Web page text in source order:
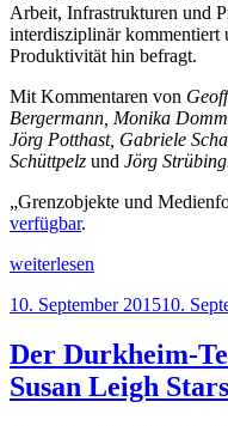
Arbeit, Infrastrukturen und
interdisziplinär kommentiert
Produktivität hin befragt.
Mit Kommentaren von
Bergermann, Monika
Jörg Potthast, Gabriele
Schüttpelz und Jörg
„Grenzobjekte und
verfügbar.
„Grenzobjekte
Medienforschung“
weiterlesen
Veröffentlicht
10. September 201510.
Der Durkheim-
Susan Leigh